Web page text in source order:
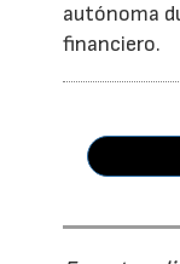
autónoma
financiero.